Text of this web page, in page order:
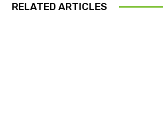
RELATED ARTICLES